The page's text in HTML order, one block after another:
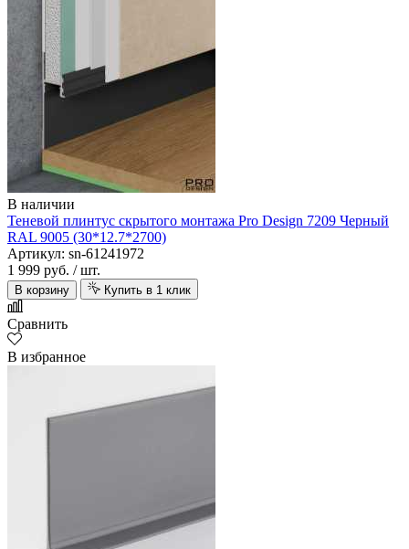
В наличии
Теневой плинтус скрытого монтажа Pro Design 7209 Черный
RAL 9005 (30*12.7*2700)
Артикул: sn-61241972
1 999 руб. / шт.
В корзину Купить в 1 клик
Сравнить
В избранное